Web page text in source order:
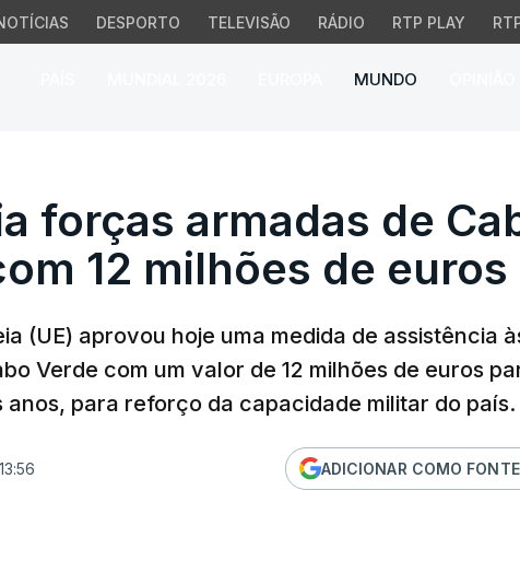
DESPORTO TELEVISÃO RÁDIO RTP PLAY
MUNDO
forças armadas de
forças armadas de
12 milhões de euros
(UE) aprovou hoje uma medida de assistência
Verde com um valor de 12 milhões de euros
anos, para reforço da capacidade militar do país.
ADICIONAR COMO